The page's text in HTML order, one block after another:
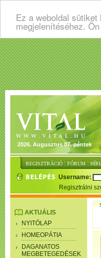
Ez a weboldal
megjelenítéséhez.
2026. Augusztus 07. péntek
REGISZTRÁCIÓ : FÓRUM :
Username:
Regisztrálni
AKTUÁLIS
NYITÓLAP
HOMEOPÁTIA
DAGANATOS
MEGBETEGEDÉSEK